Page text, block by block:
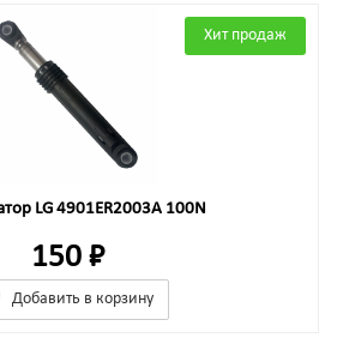
Хит продаж
LG 4901ER2003A 100N
150 ₽
Добавить в корзину